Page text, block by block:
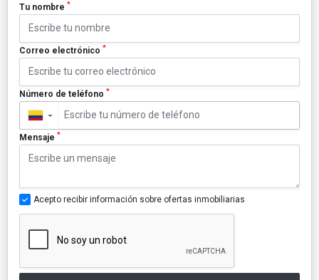
Tu nombre *
Correo electrónico *
Número de teléfono *
▼
Mensaje *
Acepto recibir información sobre ofertas inmobiliarias